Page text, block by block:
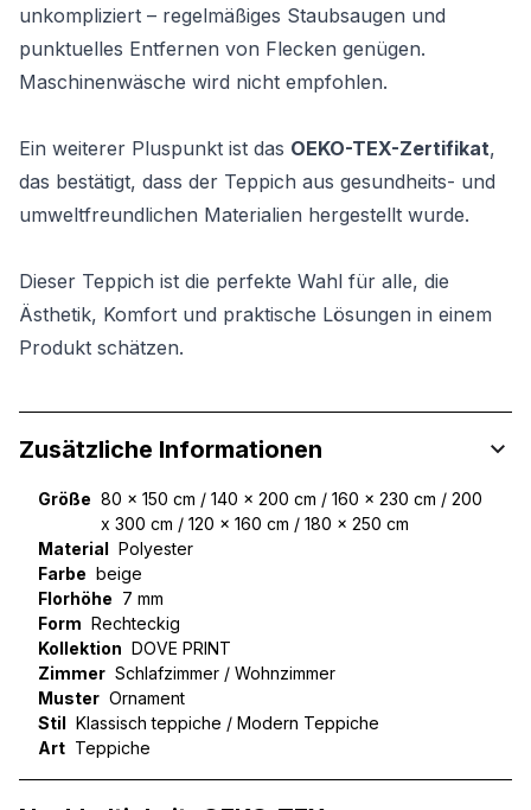
unkompliziert – regelmäßiges Staubsaugen und
punktuelles Entfernen von Flecken genügen.
Maschinenwäsche wird nicht empfohlen.
Ein weiterer Pluspunkt ist das OEKO-TEX-Zertifikat,
das bestätigt, dass der Teppich aus gesundheits- und
umweltfreundlichen Materialien hergestellt wurde.
Dieser Teppich ist die perfekte Wahl für alle, die
Ästhetik, Komfort und praktische Lösungen in einem
Produkt schätzen.
Zusätzliche Informationen
Größe 80 x 150 cm / 140 x 200 cm / 160 x 230 cm / 200
x 300 cm / 120 x 160 cm / 180 x 250 cm
Material Polyester
Farbe beige
Florhöhe 7 mm
Form Rechteckig
Kollektion DOVE PRINT
Zimmer Schlafzimmer / Wohnzimmer
Muster Ornament
Stil Klassisch teppiche / Modern Teppiche
Art Teppiche